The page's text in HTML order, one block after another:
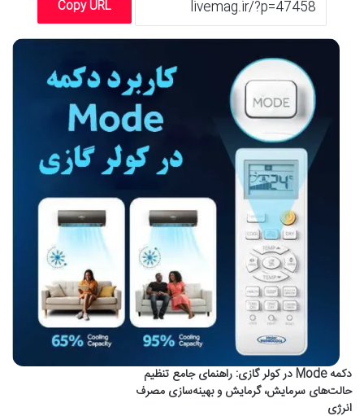
Copy URL
دکمه Mode در کولر گازی: راهنمای جامع تنظیم
حالت‌های سرمایش، گرمایش و بهینه‌سازی مصرف
انرژی